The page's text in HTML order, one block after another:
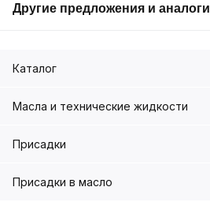
Другие предложения и аналоги
Каталог
Масла и технические жидкости
Присадки
Присадки в масло